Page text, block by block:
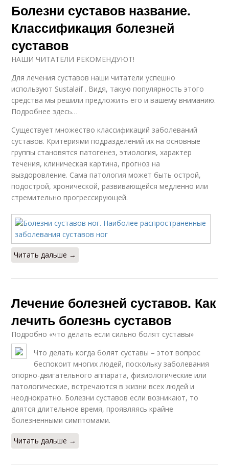
Болезни суставов название.
Классификация болезней
суставов
НАШИ ЧИТАТЕЛИ РЕКОМЕНДУЮТ!
Для лечения суставов наши читатели успешно
используют Sustalaif . Видя, такую популярность этого
средства мы решили предложить его и вашему вниманию.
Подробнее здесь…
Существует множество классификаций заболеваний
суставов. Критериями подразделений их на основные
группы становятся патогенез, этиология, характер
течения, клиническая картина, прогноз на
выздоровление. Сама патология может быть острой,
подострой, хронической, развивающейся медленно или
стремительно прогрессирующей.
Читать дальше →
Лечение болезней суставов. Как
лечить болезнь суставов
Подробно «что делать если сильно болят суставы»
Что делать когда болят суставы – этот вопрос
беспокоит многих людей, поскольку заболевания
опорно-двигательного аппарата, физиологические или
патологические, встречаются в жизни всех людей и
неоднократно. Болезни суставов если возникают, то
длятся длительное время, проявляясь крайне
болезненными симптомами.
Читать дальше →